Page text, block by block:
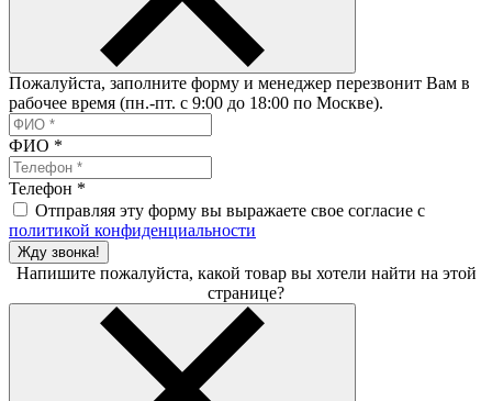
Пожалуйста, заполните форму и менеджер перезвонит Вам в
рабочее время (пн.-пт. с 9:00 до 18:00 по Москве).
ФИО *
Телефон *
Отправляя эту форму вы выражаете свое согласие с
политикой конфиденциальности
Жду звонка!
Напишите пожалуйста, какой товар вы хотели найти на этой
странице?